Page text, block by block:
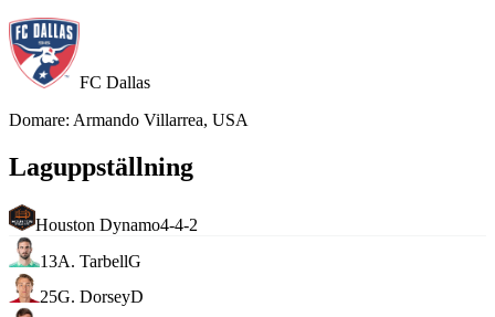
FC Dallas
Domare: Armando Villarrea, USA
Laguppställning
Houston Dynamo4-4-2
13A. TarbellG
25G. DorseyD